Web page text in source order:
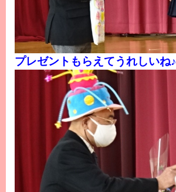
プレゼントもらえてうれしいね♪